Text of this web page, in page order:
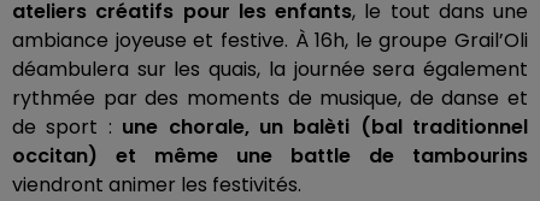
ateliers créatifs pour les enfants, le tout dans une
ambiance joyeuse et festive. À 16h, le groupe Grail’Oli
déambulera sur les quais, la journée sera également
rythmée par des moments de musique, de danse et
de sport : une chorale, un balèti (bal traditionnel
occitan) et même une battle de tambourins
viendront animer les festivités.